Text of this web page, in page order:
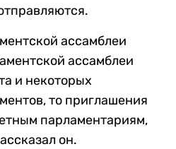
ассамблеи
ассамблеи
и некоторых
то приглашения
парламентариям,
он.